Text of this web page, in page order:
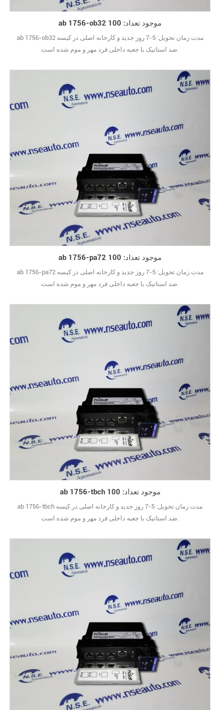
ab 1756-ob32 موجود تعداد: 100
ab 1756-ob32 مدت زمان تحویل: 5-7 روز جدید و کارخانه اصلی در کیسه
ab 1756-pa72 موجود تعداد: 100
ab 1756-pa72 مدت زمان تحویل: 5-7 روز جدید و کارخانه اصلی در کیسه
ab 1756-tbch موجود تعداد: 100
ab 1756-tbch مدت زمان تحویل: 5-7 روز جدید و کارخانه اصلی در کیسه